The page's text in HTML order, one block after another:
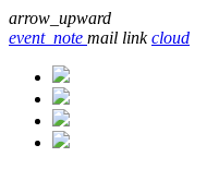
arrow_upward
event_note mail link cloud